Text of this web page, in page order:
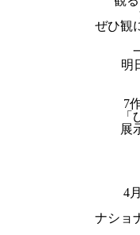
ぜひ観
明
7
展
4
ナショ